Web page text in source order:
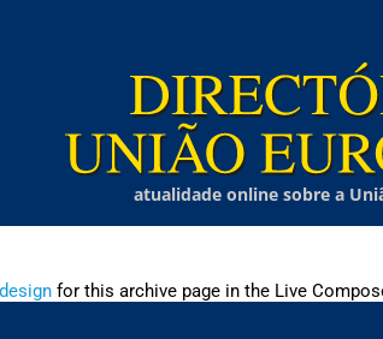
atualidade online sobre a
for this archive page in the Live